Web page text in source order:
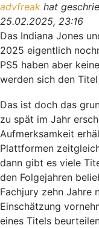
advfreak hat
25.02.2025, 23:16
Das Indiana Jones
2025 eigentlich
PS5 haben aber
werden sich den
Das ist doch das
zu spät im Jahr
Aufmerksamkeit
Plattformen
dann gibt es viele
den Folgejahren
Fachjury zehn Jahre
Einschätzung
eines Titels